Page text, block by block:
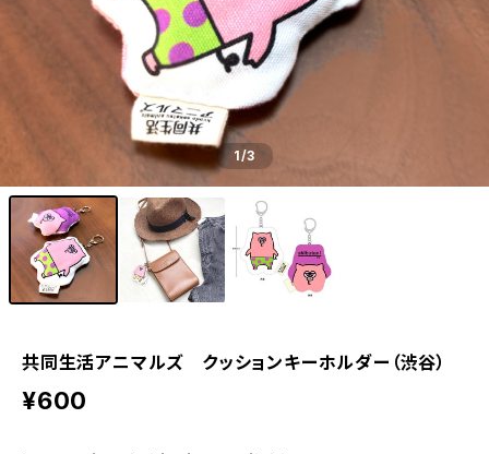
1/3
共同生活アニマルズ クッションキーホルダー（渋谷）
¥600